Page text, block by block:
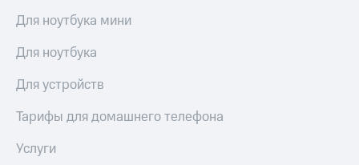
Дивиденды
Рынок
облигаций
Описание
Еврооблигации-2023
Уведомление
о
Для ноутбука мини
Для ноутбука
Для устройств
Тарифы для домашнего телефона
Услуги